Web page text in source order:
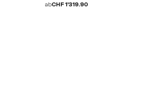
abCHF 1’319.90